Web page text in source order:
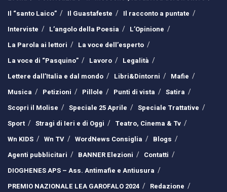
Il “santo Laico”
Il Guastafeste
Il racconto a puntate
Interviste
L’angolo della Poesia
L’Opinione
La Parola ai lettori
La voce dell’esperto
La voce di “Pasquino”
Lavoro
Legalità
Lettere dall’Italia e dal mondo
Libri&Dintorni
Mafie
Musica
Petizioni Pillole Punti di vista
Satira
Scopri il Molise
Speciale 25 Aprile
Speciale Trattative
Sport
Stragi di Ieri e di Oggi
Teatro, Cinema & Tv
Wn KIDS
Wn TV WordNews Consiglia
Blogs
Agenti pubblicitari
BANNER Elezioni
Contatti
DIOGHENES APS – Ass. Antimafie e Antiusura
PREMIO NAZIONALE LEA GAROFALO 2024
Redazione